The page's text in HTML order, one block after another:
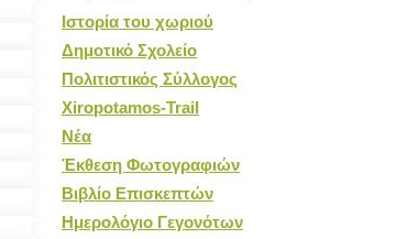
Ιστορία του χωριού
Δημοτικό Σχολείο
Πολιτιστικός Σύλλογος
Xiropotamos-Trail
Νέα
Έκθεση Φωτογραφιών
Βιβλίο Επισκεπτών
Ημερολόγιο Γεγονότων